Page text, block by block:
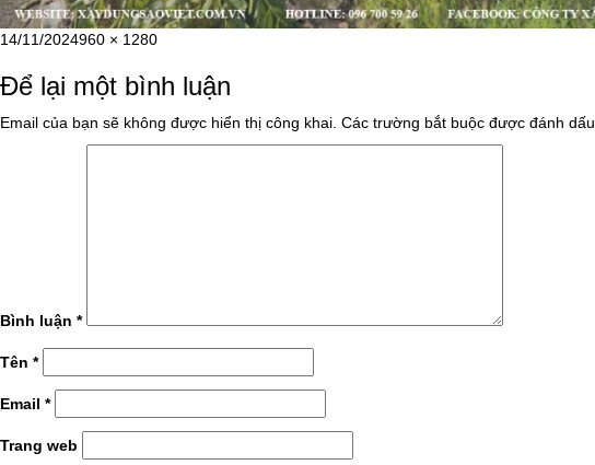
Đăng
ngày
14/11/2024Kích
đầy
960 × 1280
Để lại một bình luận
Email của bạn sẽ không được hiển thị công khai. Các trường bắt buộc được đánh dấu
Bình luận *
Tên *
Email *
Trang web